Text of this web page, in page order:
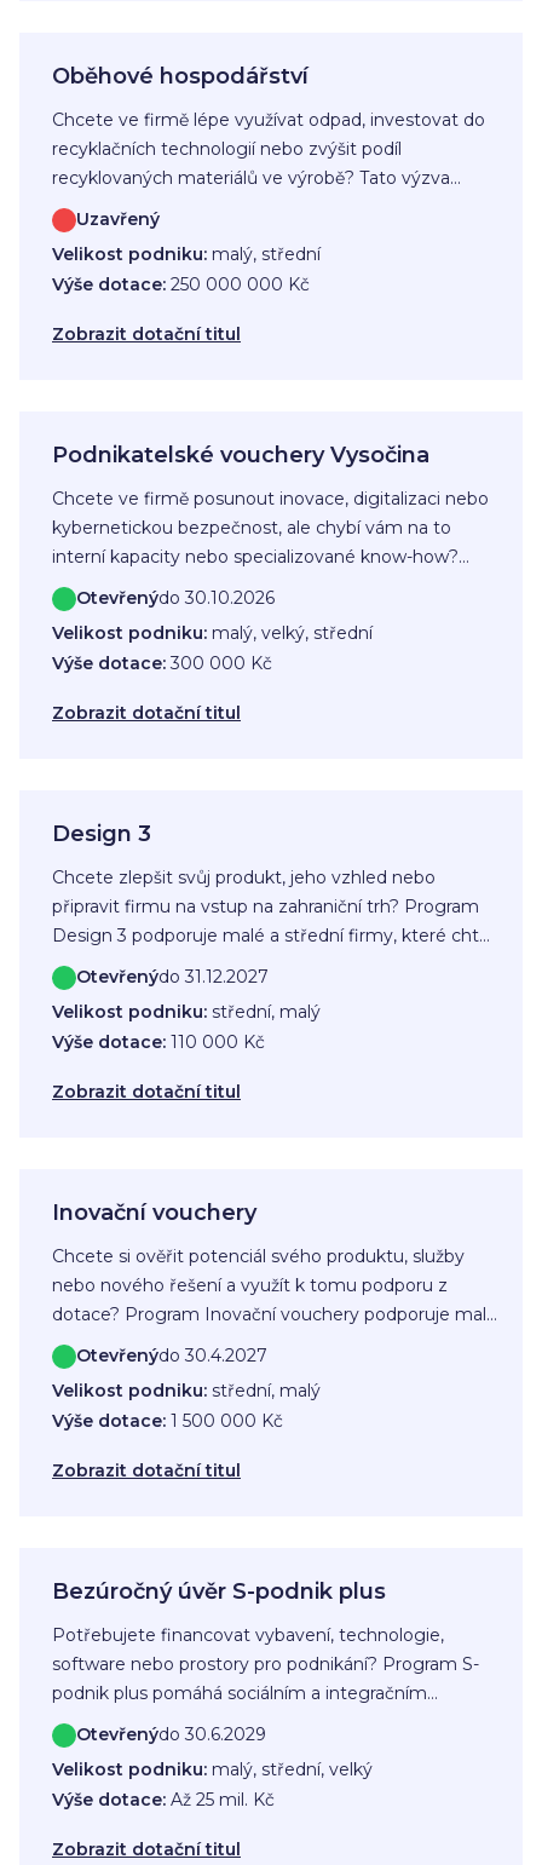
Oběhové hospodářství
Chcete ve firmě lépe využívat odpad, investovat do
recyklačních technologií nebo zvýšit podíl
recyklovaných materiálů ve výrobě? Tato výzva
podporuje malé a střední podniky, které chtějí
omezit plýtvání, efektivněji nakládat se surovinami a
posunout své podnikání směrem k udržitelnějšímu
provozu.
Uzavřený
Velikost podniku: malý, střední
Výše dotace: 250 000 000 Kč
Zobrazit dotační titul
Podnikatelské vouchery Vysočina
Chcete ve firmě posunout inovace, digitalizaci nebo
kybernetickou bezpečnost, ale chybí vám na to
interní kapacity nebo specializované know-how?
Program Podnikatelské vouchery 2026 podporuje
firmy a OSVČ z Kraje Vysočina, které chtějí využít
odborné služby externích partnerů a posunout svůj
byznys dál.
Otevřenýdo 30.10.2026
Velikost podniku: malý, velký, střední
Výše dotace: 300 000 Kč
Zobrazit dotační titul
Design 3
Chcete zlepšit svůj produkt, jeho vzhled nebo
připravit firmu na vstup na zahraniční trh? Program
Design 3 podporuje malé a střední firmy, které chtějí
růst s pomocí zkušených odborníků na design a
marketing.
Otevřenýdo 31.12.2027
Velikost podniku: střední, malý
Výše dotace: 110 000 Kč
Zobrazit dotační titul
Inovační vouchery
Chcete si ověřit potenciál svého produktu, služby
nebo nového řešení a využít k tomu podporu z
dotace? Program Inovační vouchery podporuje malé
a střední podniky, které chtějí nakoupit odborné
poradenské služby od externích dodavatelů a
posunout své podnikání dál.
Otevřenýdo 30.4.2027
Velikost podniku: střední, malý
Výše dotace: 1 500 000 Kč
Zobrazit dotační titul
Bezúročný úvěr S-podnik plus
Potřebujete financovat vybavení, technologie,
software nebo prostory pro podnikání? Program S-
podnik plus pomáhá sociálním a integračním
sociálním podnikům získat bezúročný úvěr na
investice i vybrané provozní výdaje.
Otevřenýdo 30.6.2029
Velikost podniku: malý, střední, velký
Výše dotace: Až 25 mil. Kč
Zobrazit dotační titul